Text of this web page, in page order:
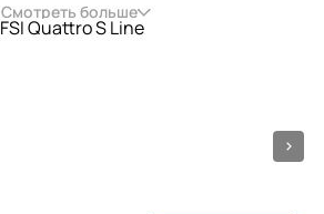
Смотреть больше